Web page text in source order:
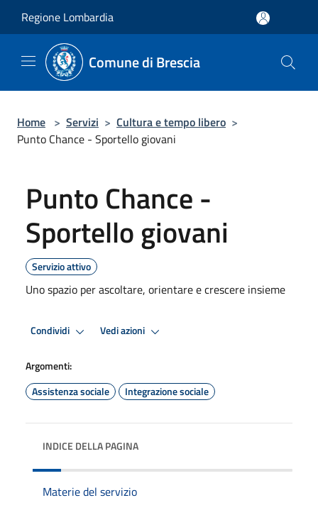
Regione Lombardia
Comune di Brescia
Home > Servizi > Cultura e tempo libero >
Punto Chance - Sportello giovani
Punto Chance -
Sportello giovani
Servizio attivo
Uno spazio per ascoltare, orientare e crescere insieme
Condividi Vedi azioni
Argomenti:
Assistenza sociale
Integrazione sociale
INDICE DELLA PAGINA
Materie del servizio